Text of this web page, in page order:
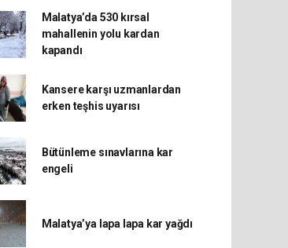
Malatya’da 530 kırsal
mahallenin yolu kardan
kapandı
Kansere karşı uzmanlardan
erken teşhis uyarısı
Bütünleme sınavlarına kar
engeli
Malatya’ya lapa lapa kar yağdı